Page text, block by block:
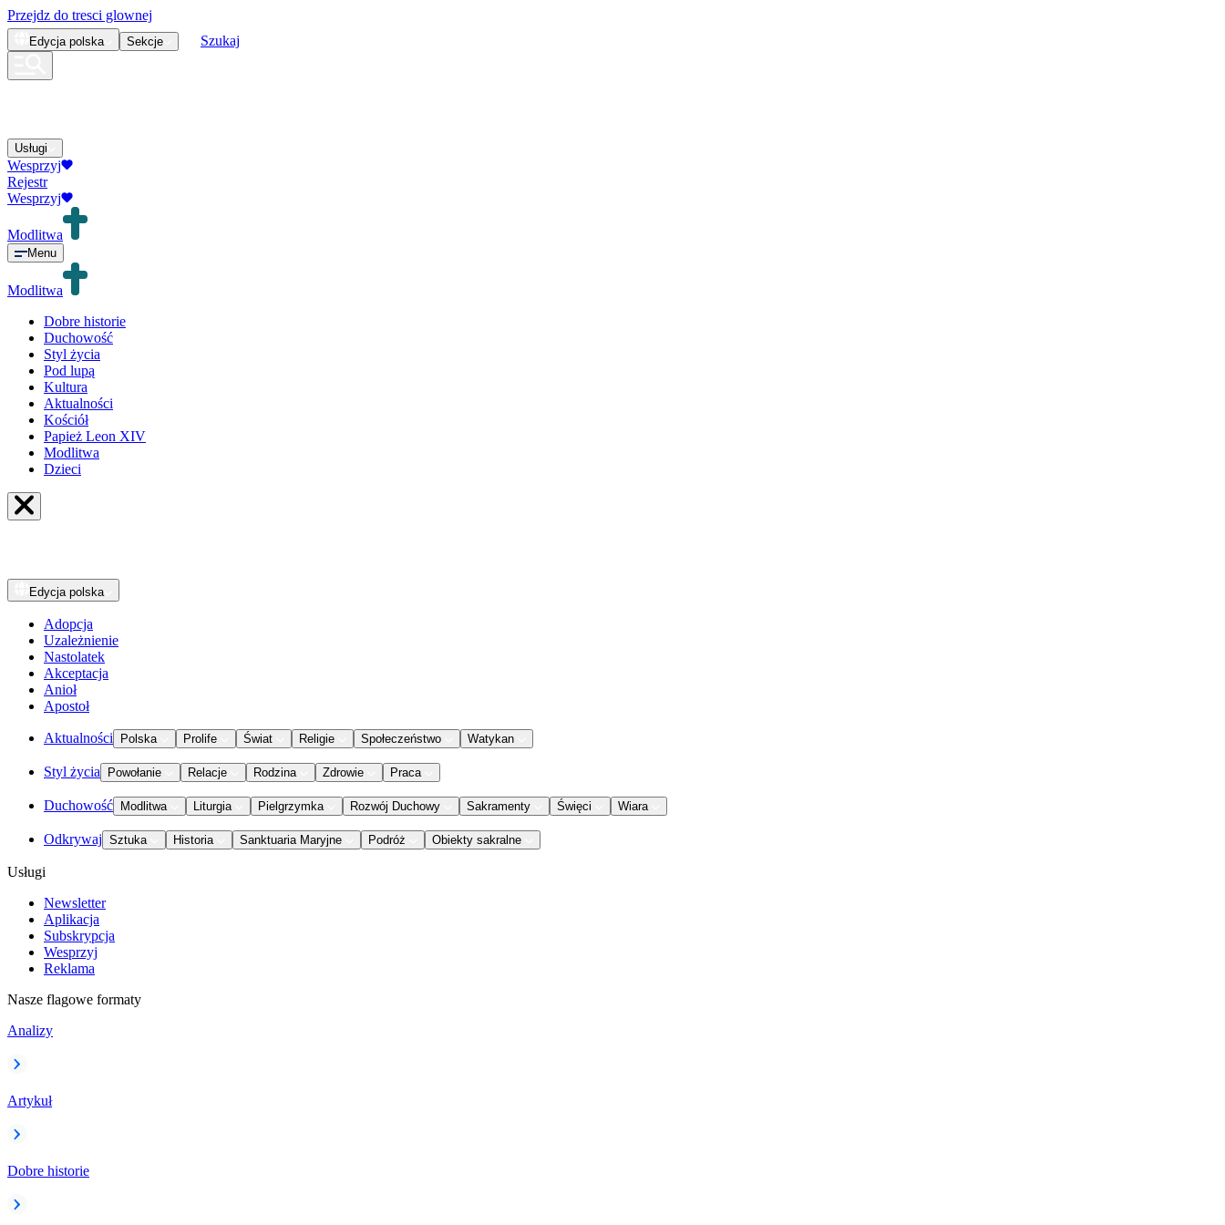
Przejdz do tresci glownej
Edycja polska Sekcje Szukaj
Usługi
Wesprzyj
Rejestr
Wesprzyj
Modlitwa
Menu
Modlitwa
Dobre historie
Duchowość
Styl życia
Pod lupą
Kultura
Aktualności
Kościół
Papież Leon XIV
Modlitwa
Dzieci
Edycja polska
Adopcja
Uzależnienie
Nastolatek
Akceptacja
Anioł
Apostoł
Aktualności Polska Prolife Świat Religie Społeczeństwo Watykan
Styl życia Powołanie Relacje Rodzina Zdrowie Praca
Duchowość Modlitwa Liturgia Pielgrzymka Rozwój Duchowy Sakramenty Święci Wiara
Odkrywaj Sztuka Historia Sanktuaria Maryjne Podróż Obiekty sakralne
Usługi
Newsletter
Aplikacja
Subskrypcja
Wesprzyj
Reklama
Nasze flagowe formaty
Analizy
Artykuł
Dobre historie